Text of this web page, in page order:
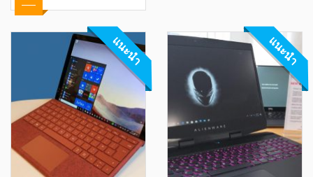
แนะนำ แนะนำ